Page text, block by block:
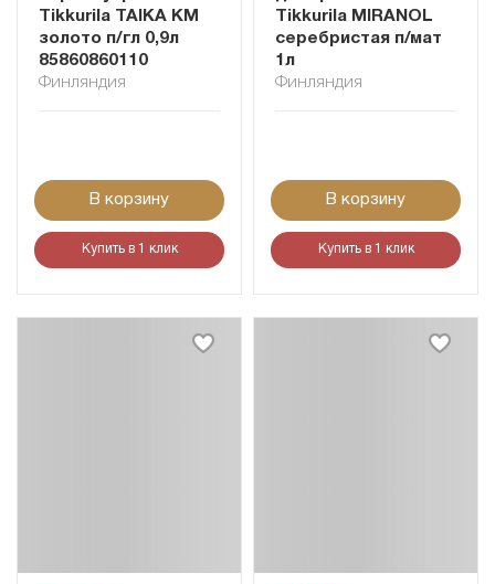
Tikkurila TAIKA KM
золото п/гл 0,9л
85860860110
Финляндия
В корзину
Купить в 1 клик
Tikkurila MIRANOL
серебристая п/мат
1л
Финляндия
В корзину
Купить в 1 клик